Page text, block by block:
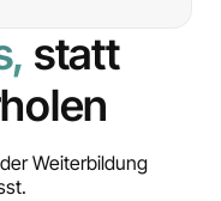
statt
Weiterbildung